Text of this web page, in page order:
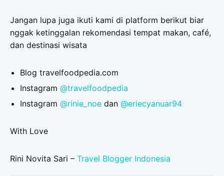
Jangan lupa juga ikuti kami di platform berikut biar
nggak ketinggalan rekomendasi tempat makan, café,
dan destinasi wisata
Blog travelfoodpedia.com
Instagram @travelfoodpedia
Instagram @rinie_noe dan @eriecyanuar94
With Love
Rini Novita Sari – Travel Blogger Indonesia